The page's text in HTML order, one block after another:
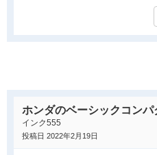
す。冬場の静電気が嫌なので革
感じたことはありません。令和
たので冬場の静電気で痛い思い
載にしては燃費が良いと思って
れるので給油は月１回になりま
ホンダのベーシックコンパ
インク555
投稿日 2022年2月19日